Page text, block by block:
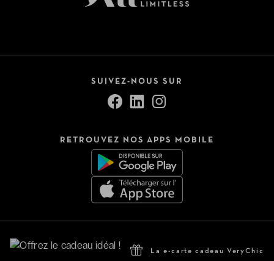
SUIVEZ-NOUS SUR
RETROUVEZ NOS APPS MOBILE
La e-carte cadeau VeryChic